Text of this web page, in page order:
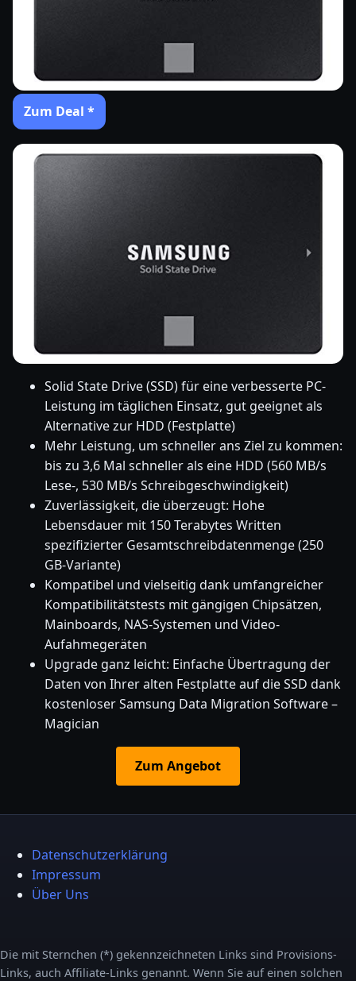
Zum Deal *
Solid State Drive (SSD) für eine verbesserte PC-
Leistung im täglichen Einsatz, gut geeignet als
Alternative zur HDD (Festplatte)
Mehr Leistung, um schneller ans Ziel zu kommen:
bis zu 3,6 Mal schneller als eine HDD (560 MB/s
Lese-, 530 MB/s Schreibgeschwindigkeit)
Zuverlässigkeit, die überzeugt: Hohe
Lebensdauer mit 150 Terabytes Written
spezifizierter Gesamtschreibdatenmenge (250
GB-Variante)
Kompatibel und vielseitig dank umfangreicher
Kompatibilitätstests mit gängigen Chipsätzen,
Mainboards, NAS-Systemen und Video-
Aufahmegeräten
Upgrade ganz leicht: Einfache Übertragung der
Daten von Ihrer alten Festplatte auf die SSD dank
kostenloser Samsung Data Migration Software –
Magician
Zum Angebot
Datenschutzerklärung
Impressum
Über Uns
Die mit Sternchen (*) gekennzeichneten Links sind Provisions-
Links, auch Affiliate-Links genannt. Wenn Sie auf einen solchen